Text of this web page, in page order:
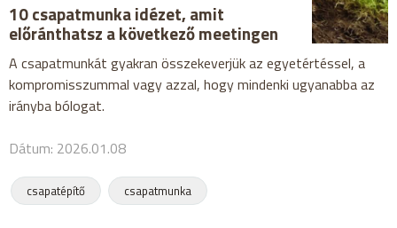
10 csapatmunka idézet, amit
előránthatsz a következő meetingen
A csapatmunkát gyakran összekeverjük az egyetértéssel, a
kompromisszummal vagy azzal, hogy mindenki ugyanabba az
irányba bólogat.
Dátum: 2026.01.08
csapatépítő csapatmunka